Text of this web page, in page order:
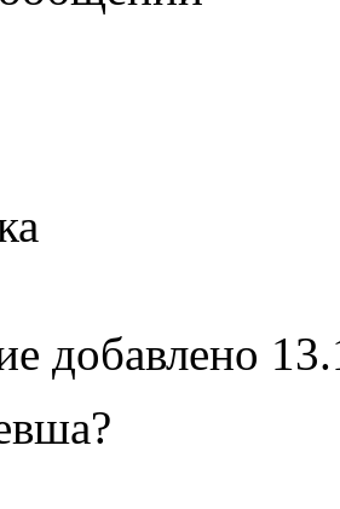
добавлено